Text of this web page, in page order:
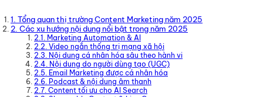
1. Tổng quan thị trường Content Marketing năm 2025
2. Các xu hướng nội dung nổi bật trong năm 2025
2.1. Marketing Automation & AI
2.2. Video ngắn thống trị mạng xã hội
2.3. Nội dung cá nhân hóa sâu theo hành vi
2.4. Nội dung do người dùng tạo (UGC)
2.5. Email Marketing được cá nhân hóa
2.6. Podcast & nội dung âm thanh
2.7. Content tối ưu cho AI Search